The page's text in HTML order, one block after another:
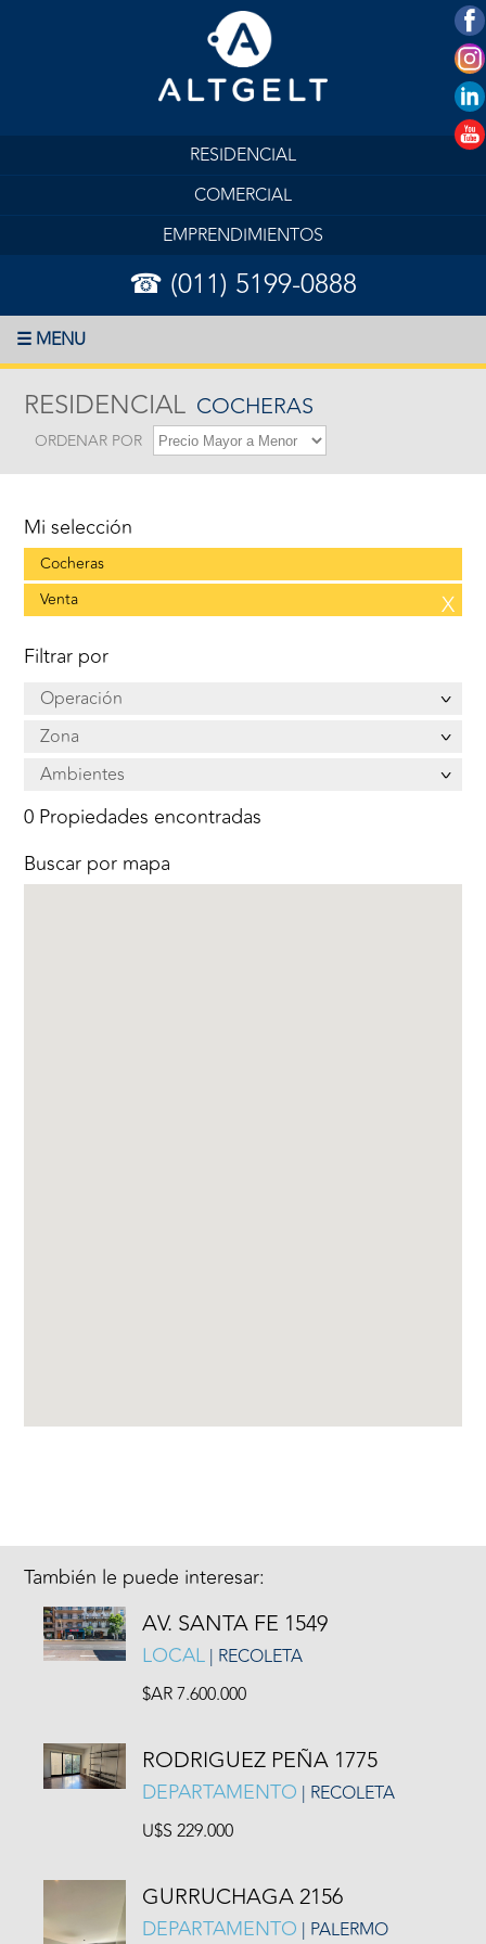
RESIDENCIAL
COMERCIAL
EMPRENDIMIENTOS
☎ (011) 5199-0888
☰ MENU
RESIDENCIAL COCHERAS
ORDENAR POR
Mi selección
Cocheras
Venta
X
Filtrar por
Operación
Zona
Ambientes
0 Propiedades encontradas
Buscar por mapa
También le puede interesar:
AV. SANTA FE 1549
LOCAL| RECOLETA
$AR 7.600.000
RODRIGUEZ PEÑA 1775
DEPARTAMENTO | RECOLETA
U$S 229.000
GURRUCHAGA 2156
DEPARTAMENTO | PALERMO